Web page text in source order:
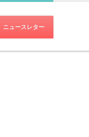
ニュースレター